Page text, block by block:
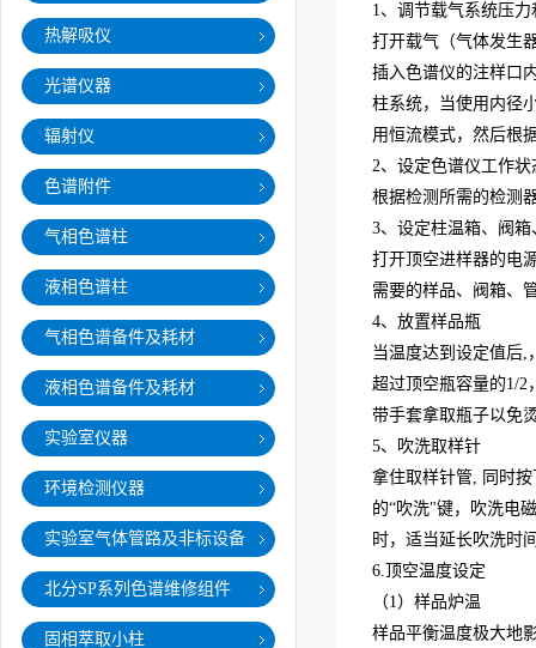
热解吸仪
光谱仪器
辐射仪
色谱附件
气相色谱柱
液相色谱柱
气相色谱备件及耗材
液相色谱备件及耗材
实验室仪器
环境检测仪器
实验室气体管路及非标设备
北分SP系列色谱维修组件
固相萃取小柱
1、调节载气系统压力
打开载气（气体发生
插入色谱仪的注样口
柱系统，当使用内径
用恒流模式，然后根
2、设定色谱仪工作状
根据检测所需的检测
3、设定柱温箱、阀
打开顶空进样器的电
需要的样品、阀箱、
4、放置样品瓶
当温度达到设定值后,
超过顶空瓶容量的1/
带手套拿取瓶子以免
5、吹洗取样针
拿住取样针管, 同时
的“吹洗"键，吹洗电
时，适当延长吹洗时
6.顶空温度设定
（1）样品炉温
样品平衡温度极大地